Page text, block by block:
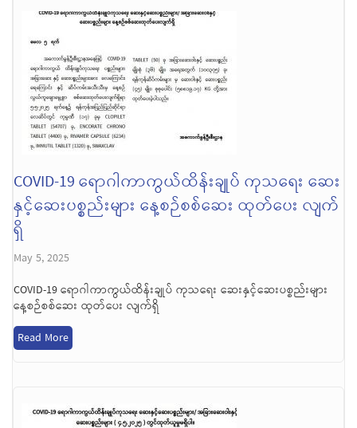
COVID-19 ရောဂါကာကွယ်ထိန်းချုပ် ကုသရေး ဆေး
နှင့်ဆေးပစ္စည်းများ နေ့စဉ်စစ်ဆေး ထုတ်ပေး လျက်
ရှိ
May 5, 2025
COVID-19 ရောဂါကာကွယ်ထိန်းချုပ် ကုသရေး ဆေးနှင့်ဆေးပစ္စည်းများ
နေ့စဉ်စစ်ဆေး ထုတ်ပေး လျက်ရှိ
Read More